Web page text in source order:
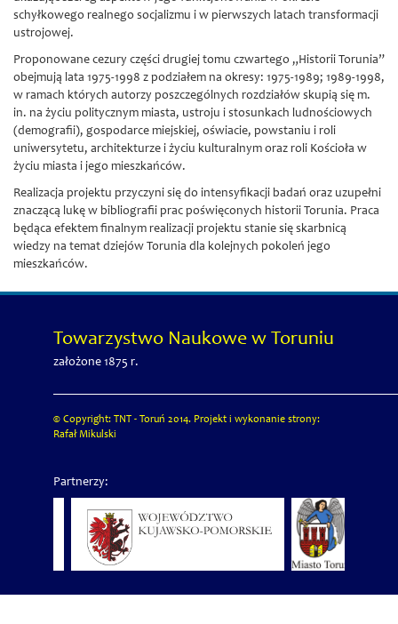
schyłkowego realnego socjalizmu i w pierwszych latach transformacji
ustrojowej.
Proponowane cezury części drugiej tomu czwartego „Historii Torunia”
obejmują lata 1975-1998 z podziałem na okresy: 1975-1989; 1989-1998,
w ramach których autorzy poszczególnych rozdziałów skupią się m.
in. na życiu politycznym miasta, ustroju i stosunkach ludnościowych
(demografii), gospodarce miejskiej, oświacie, powstaniu i roli
uniwersytetu, architekturze i życiu kulturalnym oraz roli Kościoła w
życiu miasta i jego mieszkańców.
Realizacja projektu przyczyni się do intensyfikacji badań oraz uzupełni
znaczącą lukę w bibliografii prac poświęconych historii Torunia. Praca
będąca efektem finalnym realizacji projektu stanie się skarbnicą
wiedzy na temat dziejów Torunia dla kolejnych pokoleń jego
mieszkańców.
Towarzystwo Naukowe w Toruniu
założone 1875 r.
© Copyright: TNT - Toruń 2014. Projekt i wykonanie strony:
Rafał Mikulski
Partnerzy: